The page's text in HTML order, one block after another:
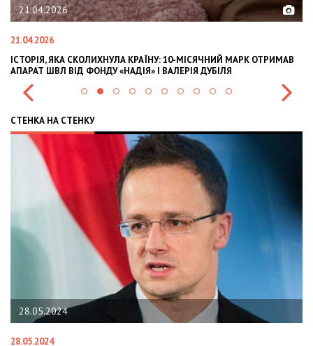
21.04.2026
21.04.2026
ІСТОРІЯ, ЯКА СКОЛИХНУЛА КРАЇНУ: 10-МІСЯЧНИЙ МАРК ОТРИМАВ
АПАРАТ ШВЛ ВІД ФОНДУ «НАДІЯ» І ВАЛЕРІЯ ДУБІЛЯ
СТЕНКА НА СТЕНКУ
28.05.2024
28.05.2024